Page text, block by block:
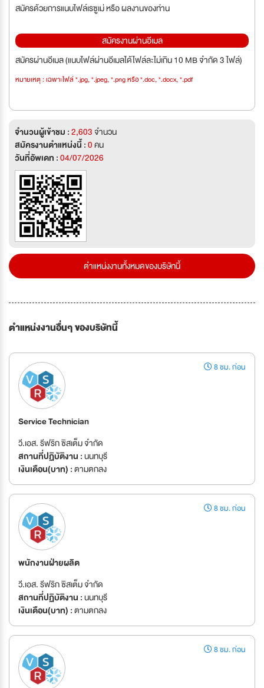
สมัครด้วยการแนบไฟล์เรซูเม่ หรือ ผลงานของท่าน
สมัครงานผ่านอีเมล
สมัครผ่านอีเมล (แนบไฟล์ผ่านอีเมลได้ไฟล์ละไม่เกิน 10 MB จำกัด 3 ไฟล์)
หมายเหตุ : เฉพาะไฟล์ *.jpg, *.jpeg, *.png หรือ *.doc, *.docx, *.pdf
จำนวนผู้เข้าชม :2,603จำนวน
สมัครงานตำแหน่งนี้ :0คน
วันที่อัพเดท :04/07/2026
ตำแหน่งงานทั้งหมดของบริษัทนี้
ตำแหน่งงานอื่นๆ ของบริษัทนี้
8 ชม. ก่อน
Service Technician
วี.เอส. รีฟริก ซิสเต็ม จำกัด
สถานที่ปฏิบัติงาน :นนทบุรี
เงินเดือน(บาท) :ตามตกลง
8 ชม. ก่อน
พนักงานฝ่ายผลิต
วี.เอส. รีฟริก ซิสเต็ม จำกัด
สถานที่ปฏิบัติงาน :นนทบุรี
เงินเดือน(บาท) :ตามตกลง
8 ชม. ก่อน